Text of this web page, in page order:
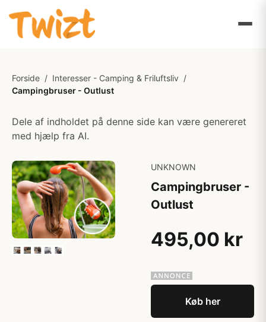
Forside / Interesser - Camping & Friluftsliv /
Campingbruser - Outlust
Dele af indholdet på denne side kan være genereret
med hjælp fra AI.
UNKNOWN
Campingbruser -
Outlust
495,00 kr
Køb her